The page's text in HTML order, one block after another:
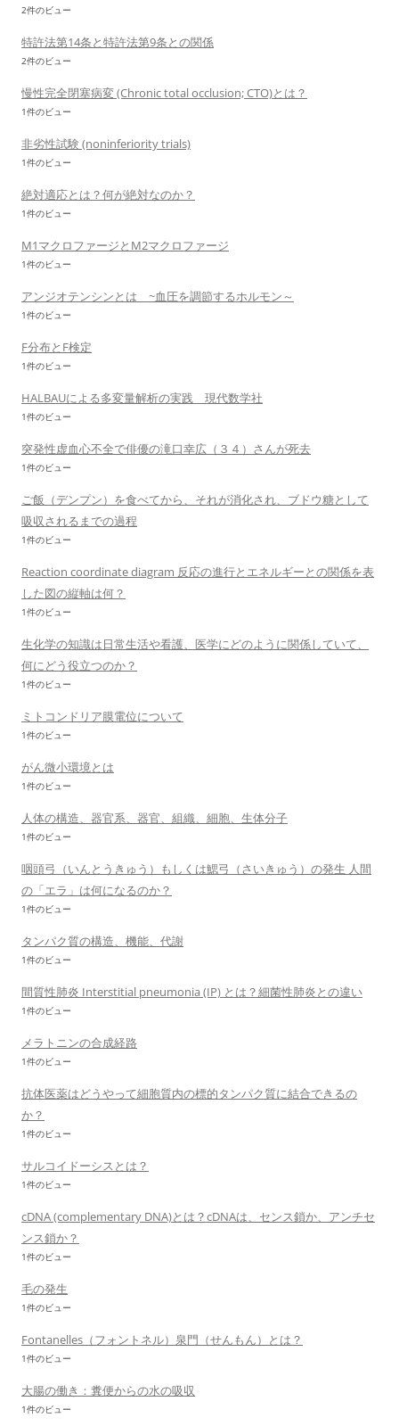
2件のビュー
特許法第14条と特許法第9条との関係
2件のビュー
慢性完全閉塞病変 (Chronic total occlusion; CTO)とは？
1件のビュー
非劣性試験 (noninferiority trials)
1件のビュー
絶対適応とは？何が絶対なのか？
1件のビュー
M1マクロファージとM2マクロファージ
1件のビュー
アンジオテンシンとは ~血圧を調節するホルモン～
1件のビュー
F分布とF検定
1件のビュー
HALBAUによる多変量解析の実践 現代数学社
1件のビュー
突発性虚血心不全で俳優の滝口幸広（３４）さんが死去
1件のビュー
ご飯（デンプン）を食べてから、それが消化され、ブドウ糖として
吸収されるまでの過程
1件のビュー
Reaction coordinate diagram 反応の進行とエネルギーとの関係を表
した図の縦軸は何？
1件のビュー
生化学の知識は日常生活や看護、医学にどのように関係していて、
何にどう役立つのか？
1件のビュー
ミトコンドリア膜電位について
1件のビュー
がん微小環境とは
1件のビュー
人体の構造、器官系、器官、組織、細胞、生体分子
1件のビュー
咽頭弓（いんとうきゅう）もしくは鰓弓（さいきゅう）の発生 人間
の「エラ」は何になるのか？
1件のビュー
タンパク質の構造、機能、代謝
1件のビュー
間質性肺炎 Interstitial pneumonia (IP) とは？細菌性肺炎との違い
1件のビュー
メラトニンの合成経路
1件のビュー
抗体医薬はどうやって細胞質内の標的タンパク質に結合できるの
か？
1件のビュー
サルコイドーシスとは？
1件のビュー
cDNA (complementary DNA)とは？cDNAは、センス鎖か、アンチセ
ンス鎖か？
1件のビュー
毛の発生
1件のビュー
Fontanelles（フォントネル）泉門（せんもん）とは？
1件のビュー
大腸の働き：糞便からの水の吸収
1件のビュー